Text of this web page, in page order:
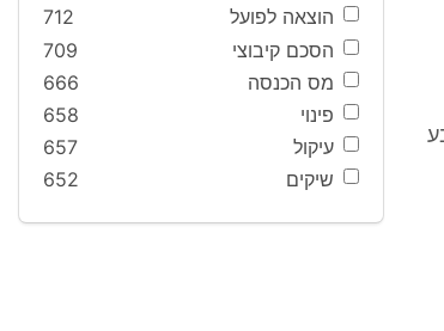
הוצאה לפועל
712
הסכם קיבוצי
709
מס הכנסה
666
פינוי
658
עיקול
657
שיקים
652